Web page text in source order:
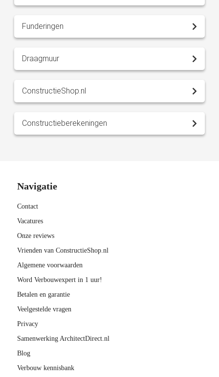
Funderingen
Draagmuur
ConstructieShop.nl
Constructieberekeningen
Navigatie
Contact
Vacatures
Onze reviews
Vrienden van ConstructieShop.nl
Algemene voorwaarden
Word Verbouwexpert in 1 uur!
Betalen en garantie
Veelgestelde vragen
Privacy
Samenwerking ArchitectDirect.nl
Blog
Verbouw kennisbank